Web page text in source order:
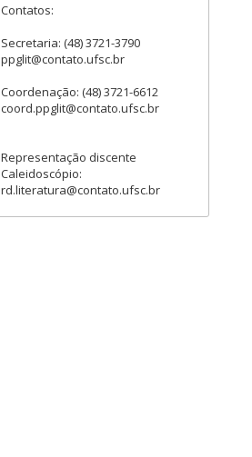
Contatos:
Secretaria: (48) 3721-3790
ppglit@contato.ufsc.br
Coordenação: (48) 3721-6612
coord.ppglit@contato.ufsc.br
Representação discente
Caleidoscópio:
rd.literatura@contato.ufsc.br